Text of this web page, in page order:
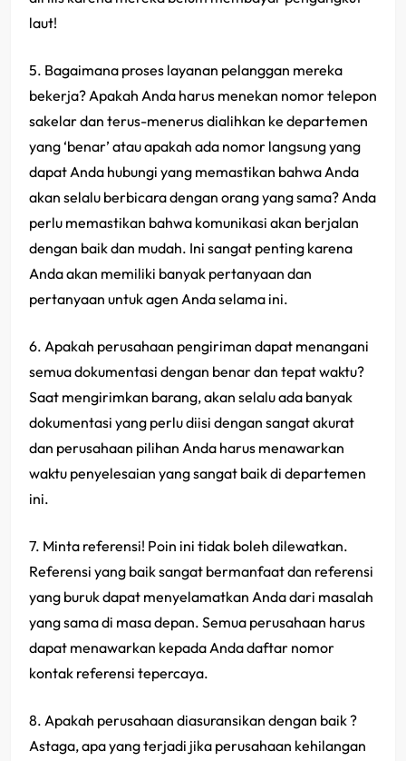
laut!
5. Bagaimana proses layanan pelanggan mereka
bekerja? Apakah Anda harus menekan nomor telepon
sakelar dan terus-menerus dialihkan ke departemen
yang ‘benar’ atau apakah ada nomor langsung yang
dapat Anda hubungi yang memastikan bahwa Anda
akan selalu berbicara dengan orang yang sama? Anda
perlu memastikan bahwa komunikasi akan berjalan
dengan baik dan mudah. Ini sangat penting karena
Anda akan memiliki banyak pertanyaan dan
pertanyaan untuk agen Anda selama ini.
6. Apakah perusahaan pengiriman dapat menangani
semua dokumentasi dengan benar dan tepat waktu?
Saat mengirimkan barang, akan selalu ada banyak
dokumentasi yang perlu diisi dengan sangat akurat
dan perusahaan pilihan Anda harus menawarkan
waktu penyelesaian yang sangat baik di departemen
ini.
7. Minta referensi! Poin ini tidak boleh dilewatkan.
Referensi yang baik sangat bermanfaat dan referensi
yang buruk dapat menyelamatkan Anda dari masalah
yang sama di masa depan. Semua perusahaan harus
dapat menawarkan kepada Anda daftar nomor
kontak referensi tepercaya.
8. Apakah perusahaan diasuransikan dengan baik ?
Astaga, apa yang terjadi jika perusahaan kehilangan